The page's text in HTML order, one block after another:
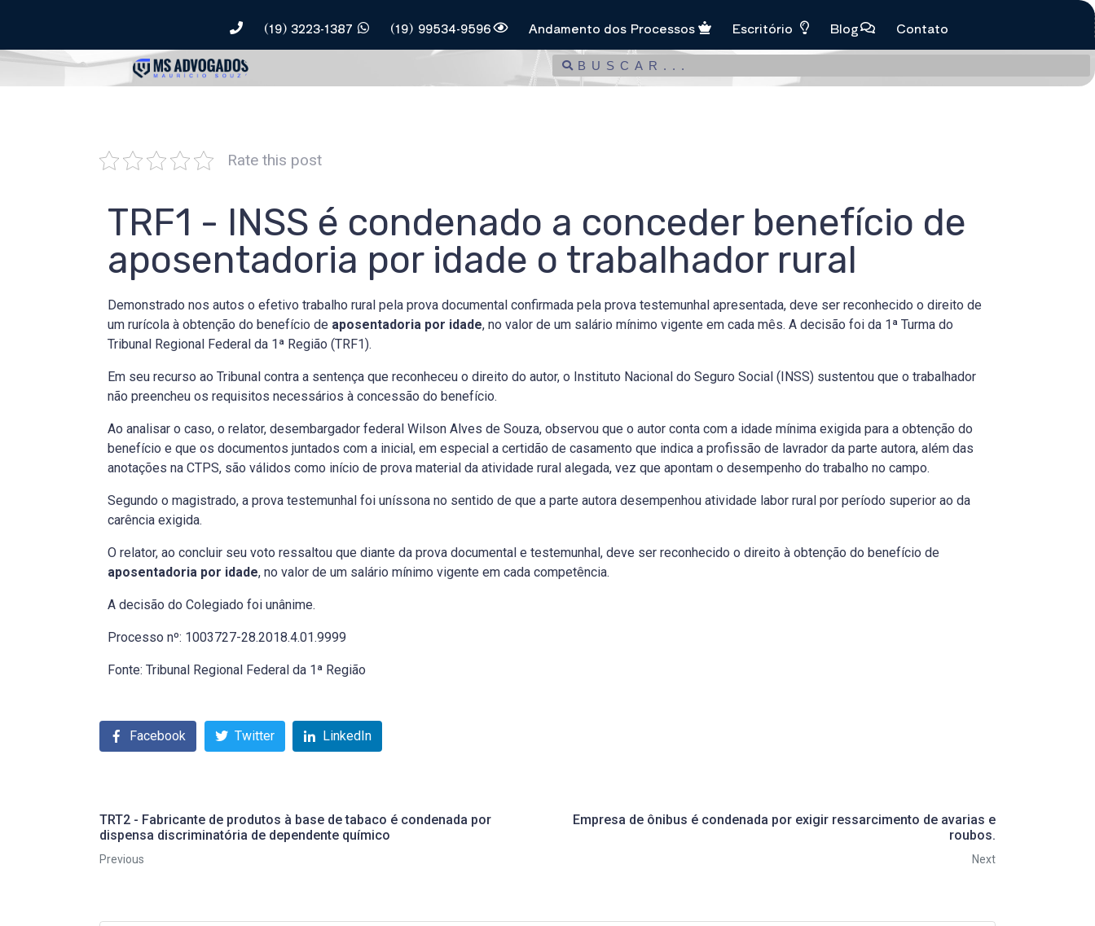
(19) 3223-1387 (19) 99534-9596 Andamento dos Processos Escritório Blog Contato
Rate this post
TRF1 - INSS é condenado a conceder benefício de
aposentadoria por idade o trabalhador rural
Demonstrado nos autos o efetivo trabalho rural pela prova documental confirmada pela prova testemunhal apresentada, deve ser reconhecido o direito de
um rurícola à obtenção do benefício de aposentadoria por idade, no valor de um salário mínimo vigente em cada mês. A decisão foi da 1ª Turma do
Tribunal Regional Federal da 1ª Região (TRF1).
Em seu recurso ao Tribunal contra a sentença que reconheceu o direito do autor, o Instituto Nacional do Seguro Social (INSS) sustentou que o trabalhador
não preencheu os requisitos necessários à concessão do benefício.
Ao analisar o caso, o relator, desembargador federal Wilson Alves de Souza, observou que o autor conta com a idade mínima exigida para a obtenção do
benefício e que os documentos juntados com a inicial, em especial a certidão de casamento que indica a profissão de lavrador da parte autora, além das
anotações na CTPS, são válidos como início de prova material da atividade rural alegada, vez que apontam o desempenho do trabalho no campo.
Segundo o magistrado, a prova testemunhal foi uníssona no sentido de que a parte autora desempenhou atividade labor rural por período superior ao da
carência exigida.
O relator, ao concluir seu voto ressaltou que diante da prova documental e testemunhal, deve ser reconhecido o direito à obtenção do benefício de
aposentadoria por idade, no valor de um salário mínimo vigente em cada competência.
A decisão do Colegiado foi unânime.
Processo nº: 1003727-28.2018.4.01.9999
Fonte: Tribunal Regional Federal da 1ª Região
Facebook Twitter LinkedIn
TRT2 - Fabricante de produtos à base de tabaco é condenada por
dispensa discriminatória de dependente químico
Previous
Empresa de ônibus é condenada por exigir ressarcimento de avarias e
roubos.
Next